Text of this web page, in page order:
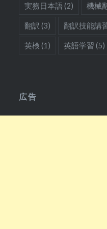
実務日本語 (2) 機械
翻訳 (3) 翻訳技能講
英検 (1) 英語学習 (5)
広告